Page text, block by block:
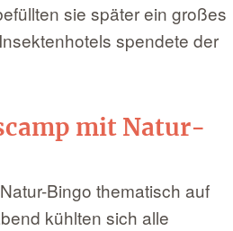
sie später ein großes
spendete der
mit Natur-
Bingo thematisch auf
kühlten sich alle